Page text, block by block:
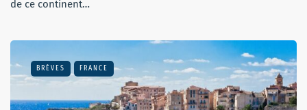
de ce continent…
BRÈVES FRANCE